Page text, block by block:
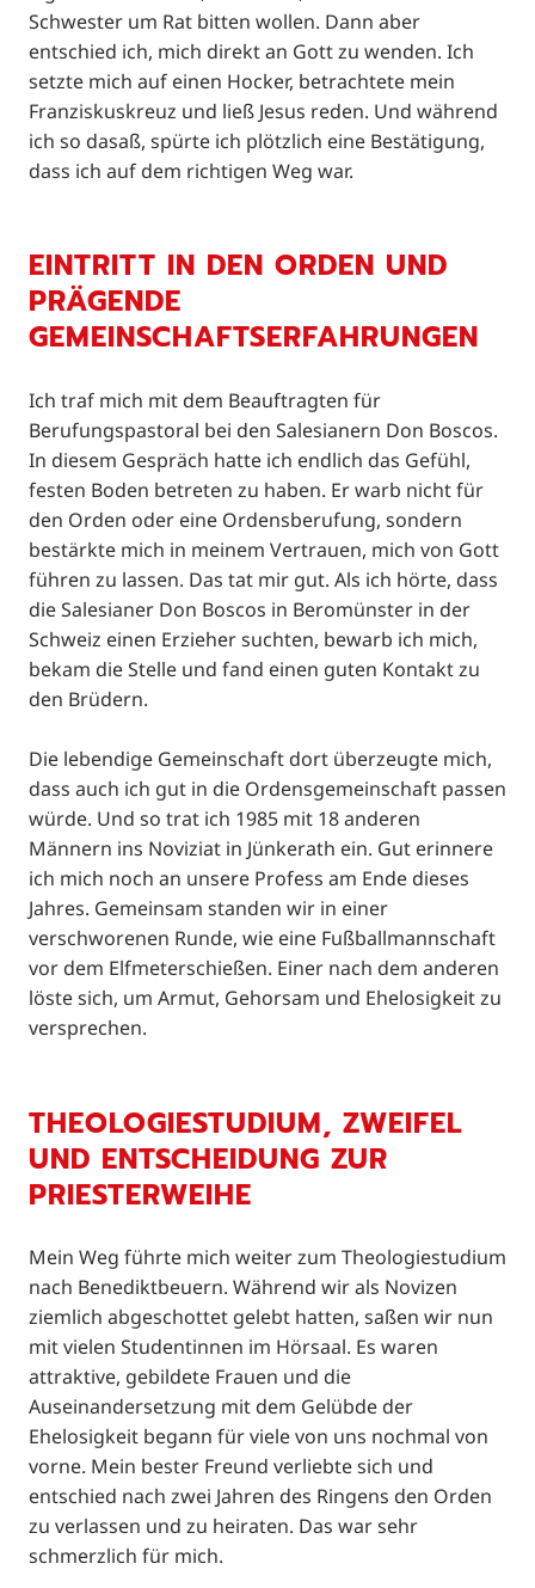
Schwester um Rat bitten wollen. Dann aber
entschied ich, mich direkt an Gott zu wenden. Ich
setzte mich auf einen Hocker, betrachtete mein
Franziskuskreuz und ließ Jesus reden. Und während
ich so dasaß, spürte ich plötzlich eine Bestätigung,
dass ich auf dem richtigen Weg war.
EINTRITT IN DEN ORDEN UND
PRÄGENDE
GEMEINSCHAFTSERFAHRUNGEN
Ich traf mich mit dem Beauftragten für
Berufungspastoral bei den Salesianern Don Boscos.
In diesem Gespräch hatte ich endlich das Gefühl,
festen Boden betreten zu haben. Er warb nicht für
den Orden oder eine Ordensberufung, sondern
bestärkte mich in meinem Vertrauen, mich von Gott
führen zu lassen. Das tat mir gut. Als ich hörte, dass
die Salesianer Don Boscos in Beromünster in der
Schweiz einen Erzieher suchten, bewarb ich mich,
bekam die Stelle und fand einen guten Kontakt zu
den Brüdern.
Die lebendige Gemeinschaft dort überzeugte mich,
dass auch ich gut in die Ordensgemeinschaft passen
würde. Und so trat ich 1985 mit 18 anderen
Männern ins Noviziat in Jünkerath ein. Gut erinnere
ich mich noch an unsere Profess am Ende dieses
Jahres. Gemeinsam standen wir in einer
verschworenen Runde, wie eine Fußballmannschaft
vor dem Elfmeterschießen. Einer nach dem anderen
löste sich, um Armut, Gehorsam und Ehelosigkeit zu
versprechen.
THEOLOGIESTUDIUM, ZWEIFEL
UND ENTSCHEIDUNG ZUR
PRIESTERWEIHE
Mein Weg führte mich weiter zum Theologiestudium
nach Benediktbeuern. Während wir als Novizen
ziemlich abgeschottet gelebt hatten, saßen wir nun
mit vielen Studentinnen im Hörsaal. Es waren
attraktive, gebildete Frauen und die
Auseinandersetzung mit dem Gelübde der
Ehelosigkeit begann für viele von uns nochmal von
vorne. Mein bester Freund verliebte sich und
entschied nach zwei Jahren des Ringens den Orden
zu verlassen und zu heiraten. Das war sehr
schmerzlich für mich.